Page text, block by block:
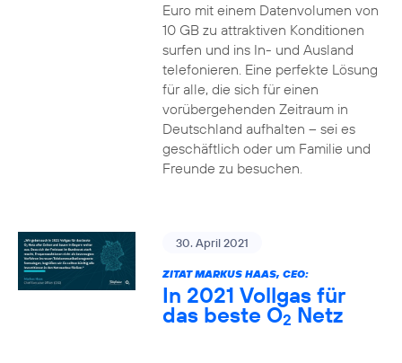
Euro mit einem Datenvolumen von
10 GB zu attraktiven Konditionen
surfen und ins In- und Ausland
telefonieren. Eine perfekte Lösung
für alle, die sich für einen
vorübergehenden Zeitraum in
Deutschland aufhalten – sei es
geschäftlich oder um Familie und
Freunde zu besuchen.
30. April 2021
ZITAT MARKUS HAAS, CEO:
In 2021 Vollgas für
das beste O2 Netz